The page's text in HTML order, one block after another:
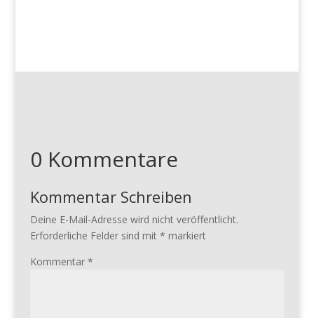
0 Kommentare
Kommentar Schreiben
Deine E-Mail-Adresse wird nicht veröffentlicht.
Erforderliche Felder sind mit * markiert
Kommentar *